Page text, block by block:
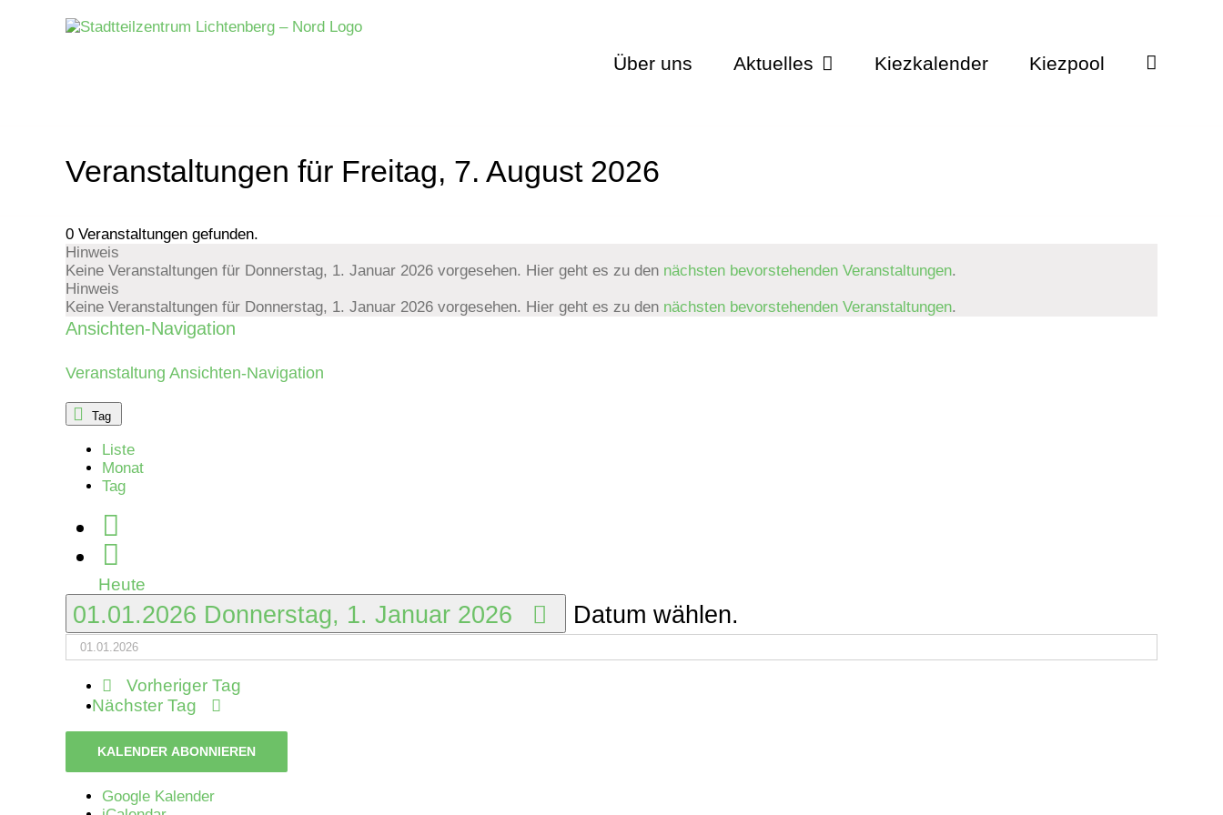
Über uns Aktuelles Kiezkalender Kiezpool
Veranstaltungen für Freitag, 7. August 2026
0 Veranstaltungen gefunden.
Veranstaltungen
für
Donnerstag,
Januar
2026
Hinweis
Keine Veranstaltungen für Donnerstag, 1. Januar 2026 vorgesehen. Hier geht es zu den nächsten bevorstehenden Veranstaltungen.
Hinweis
Keine Veranstaltungen für Donnerstag, 1. Januar 2026 vorgesehen. Hier geht es zu den nächsten bevorstehenden Veranstaltungen.
Ansichten-Navigation
Veranstaltung Ansichten-Navigation
Tag
Liste
Monat
Tag
Heute
01.01.2026 Donnerstag, 1. Januar 2026 Datum wählen.
Vorheriger Tag
Nächster Tag
KALENDER ABONNIEREN
Google Kalender